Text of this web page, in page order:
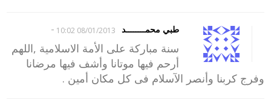
طبي محمــــــــد 08/01/2013 10:02
-
سنة مباركة على الأمة الاسلامية ,اللهم
أرحم فيها موتانا وأشف فيها مرضانا
وفرج كربنا وأنصر الآسلام فى كل مكان أمين .